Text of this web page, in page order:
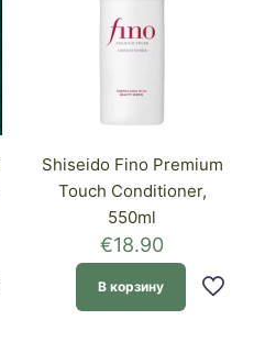
Shiseido Fino Premium
Touch Conditioner,
550ml
€18.90
В корзину